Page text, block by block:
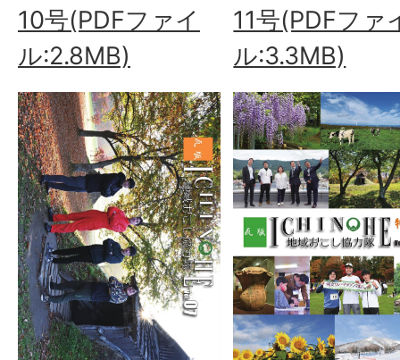
10号(PDFファイ
ル:2.8MB)
11号(PDFファ
ル:3.3MB)